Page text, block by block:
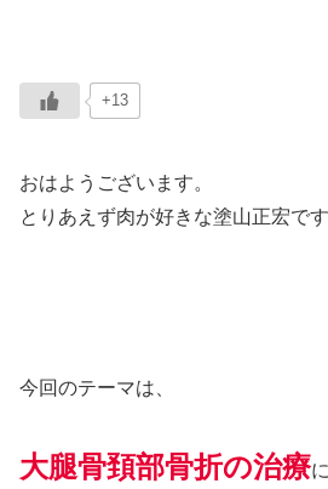
+13
おはようございます。
とりあえず肉が好きな塗山正宏です
今回のテーマは、
大腿骨頚部骨折の治療